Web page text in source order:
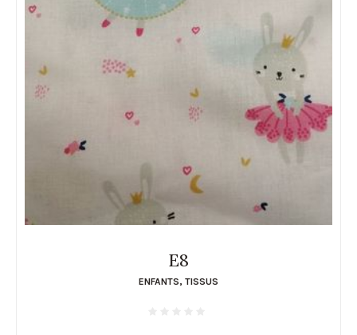
E8
ENFANTS, TISSUS